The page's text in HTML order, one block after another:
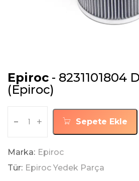
Epiroc - 8231101804
(Epiroc)
- + Sepete Ekle
Marka: Epiroc
Tür: Epiroc Yedek Parça